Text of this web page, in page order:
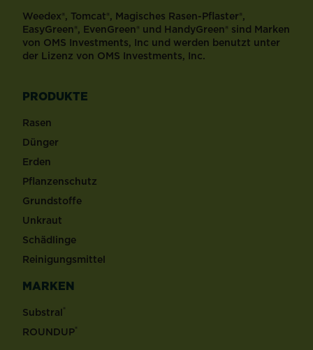
Weedex®, Tomcat®, Magisches Rasen-Pflaster®,
EasyGreen®, EvenGreen® und HandyGreen® sind Marken
von OMS Investments, Inc und werden benutzt unter
der Lizenz von OMS Investments, Inc.
PRODUKTE
Rasen
Dünger
Erden
Pflanzenschutz
Grundstoffe
Unkraut
Schädlinge
Reinigungsmittel
MARKEN
Substral®
ROUNDUP®